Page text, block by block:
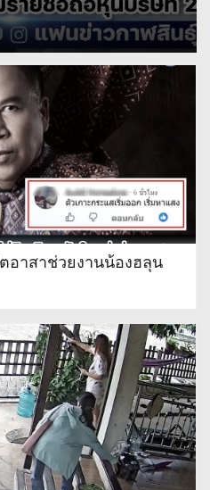
กศาลากลางร้องผู้ว่าฯ
ชื่อถือหุ้นบริษัท 200 กว่า
สิทธิบัตรสวัสดิการแห่ง
วิตสังเวยรถบรรทุกไม่
ขับรถแช่ขวา
องสื่อ ตกใจกดรับสิทธิ
การไม่ผ่าน มีรายชื่อโผล่
อาสาช่วยงานน้องฮลุน